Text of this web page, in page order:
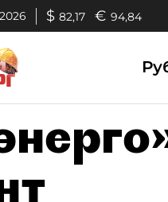
$ 82,17 € 94,84